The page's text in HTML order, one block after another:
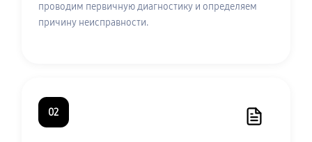
проводим первичную диагностику и определяем
причину неисправности.
02